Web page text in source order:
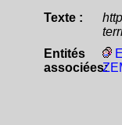
Texte :
Entités
associées: